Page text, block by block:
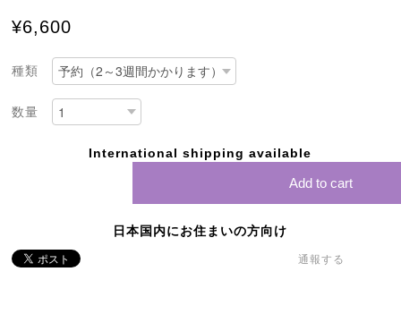
¥6,600
種類
数量
International shipping available
Add to cart
日本国内にお住まいの方向け
通報する